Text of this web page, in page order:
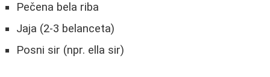
Pečena bela riba
Jaja (2-3 belanceta)
Posni sir (npr. ella sir)